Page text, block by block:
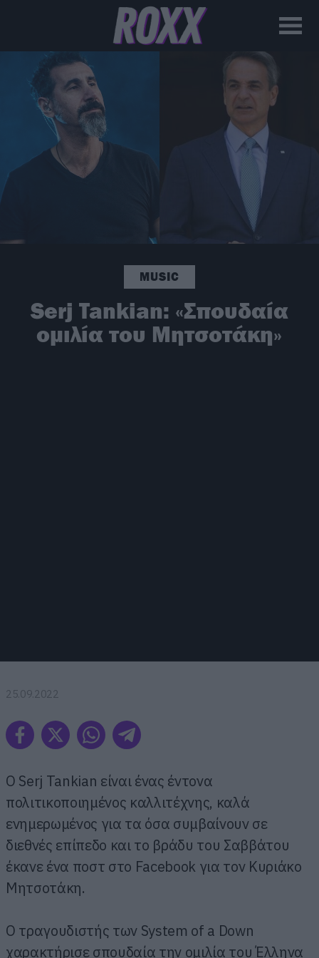
MUSIC
Serj Tankian: «Σπουδαία
ομιλία του Μητσοτάκη»
25.09.2022
O Serj Tankian είναι ένας έντονα
πολιτικοποιημένος καλλιτέχνης, καλά
ενημερωμένος για τα όσα συμβαίνουν σε
διεθνές επίπεδο και το βράδυ του Σαββάτου
έκανε ένα ποστ στο Facebook για τον Κυριάκο
Μητσοτάκη.
Ο τραγουδιστής των System of a Down
χαρακτήρισε σπουδαία την ομιλία του Έλληνα